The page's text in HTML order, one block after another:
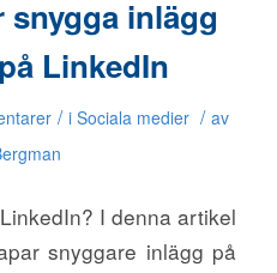
snygga inlägg
LinkedIn
/ i Sociala medier / av
I denna artikel
snyggare inlägg på